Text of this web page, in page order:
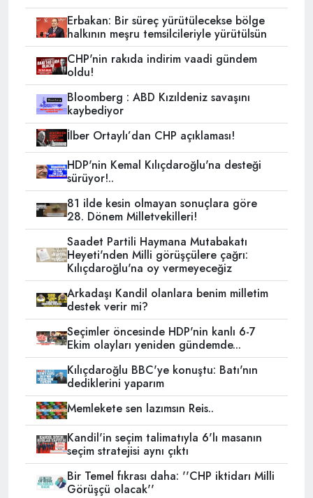
Erbakan: Bir süreç yürütülecekse bölge
halkının meşru temsilcileriyle yürütülsün
CHP'nin rakıda indirim vaadi gündem
oldu!
Bloomberg : ABD Kızıldeniz savaşını
kaybediyor
İlber Ortaylı’dan CHP açıklaması!
HDP'nin Kemal Kılıçdaroğlu'na desteği
sürüyor!..
81 ilde kesin olmayan sonuçlara göre
28. Dönem Milletvekilleri!
Saadet Partili Haymana Mutabakatı
Heyeti'nden Milli görüşçülere çağrı:
Kılıçdaroğlu'na oy vermeyeceğiz
Arkadaşı Kandil olanlara benim milletim
destek verir mi?
Seçimler öncesinde HDP'nin kanlı 6-7
Ekim olayları yeniden gündemde...
Kılıçdaroğlu BBC'ye konuştu: Batı'nın
dediklerini yaparım
Memlekete sen lazımsın Reis..
Kandil'in seçim talimatıyla 6'lı masanın
seçim stratejisi aynı çıktı
Bir Temel fıkrası daha: ''CHP iktidarı Milli
Görüşçü olacak''